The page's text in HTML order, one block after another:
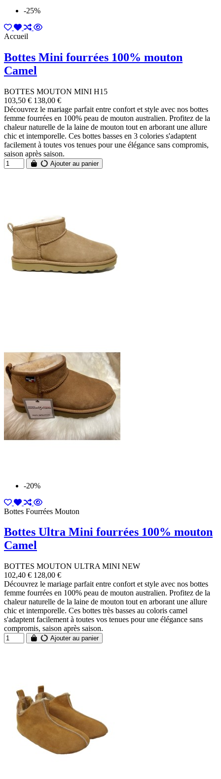
-25%
Accueil
Bottes Mini fourrées 100% mouton
Camel
BOTTES MOUTON MINI H15
103,50 € 138,00 €
Découvrez le mariage parfait entre confort et style avec nos bottes
femme fourrées en 100% peau de mouton australien. Profitez de la
chaleur naturelle de la laine de mouton tout en arborant une allure
chic et intemporelle. Ces bottes basses en 3 colories s'adaptent
facilement à toutes vos tenues pour une élégance sans compromis,
saison après saison.
Ajouter au panier
-20%
Bottes Fourrées Mouton
Bottes Ultra Mini fourrées 100% mouton
Camel
BOTTES MOUTON ULTRA MINI NEW
102,40 € 128,00 €
Découvrez le mariage parfait entre confort et style avec nos bottes
femme fourrées en 100% peau de mouton australien. Profitez de la
chaleur naturelle de la laine de mouton tout en arborant une allure
chic et intemporelle. Ces bottes très basses au coloris camel
s'adaptent facilement à toutes vos tenues pour une élégance sans
compromis, saison après saison.
Ajouter au panier